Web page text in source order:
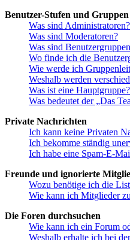
Benutzer-Stufen und Gruppen
Was sind Administratoren?
Was sind Moderatoren?
Was sind
Wo finde ich die
Wie werde ich
Weshalb werden
Was ist eine Hauptgruppe?
Was bedeutet der „Das
Private Nachrichten
Ich kann keine Privaten
Ich bekomme ständig
Ich habe eine Spam-E-
Freunde und ignorierte
Wozu benötige ich die
Wie kann ich Mitglieder
Die Foren durchsuchen
Wie kann ich ein Forum
Weshalb erhalte ich bei